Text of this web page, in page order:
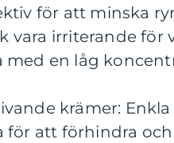
för att minska
vara irriterande för
med en låg
krämer:
för att förhindra